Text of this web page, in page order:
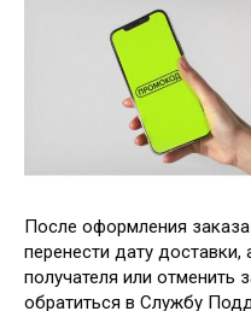
После оформления
перенести дату
получателя или отменить
обратиться в Службу